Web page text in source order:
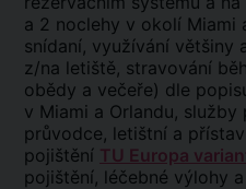
a 2 noclehy v okolí Miami
snídaní, využívání většiny
z/na letiště, stravování
obědy a večeře) dle
v Miami a Orlandu,
průvodce, letištní a
pojištění TU Europa
pojištění, léčebné výlohy